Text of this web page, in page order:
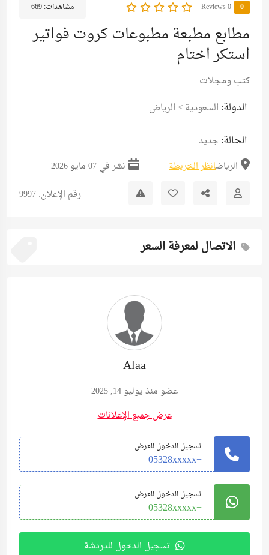
0
0 Reviews مشاهدات:669
مطابع مطبعة مطبوعات كروت فواتير
استكر اختام
كتب ومجلات
الدولة: السعودية> الرياض
الحالة:جديد
الرياضانظر الخريطة
نشر في 07 مايو 2026
رقم الإعلان: 9997
الاتصال لمعرفة السعر
Alaa
عضو منذ يوليو 14, 2025
عرض جميع الإعلانات
تسجيل الدخول للعرض
+05328xxxxx
تسجيل الدخول للعرض
+05328xxxxx
تسجيل الدخول للدردشة